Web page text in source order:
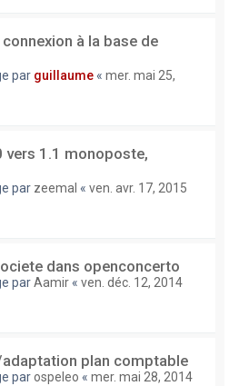
à la base de
par guillaume « mer. mai 25,
vers 1.1 monoposte,
par zeemal « ven. avr. 17, 2015
dans openconcerto
parAamir « ven. déc. 12, 2014
plan comptable
parospeleo « mer. mai 28, 2014